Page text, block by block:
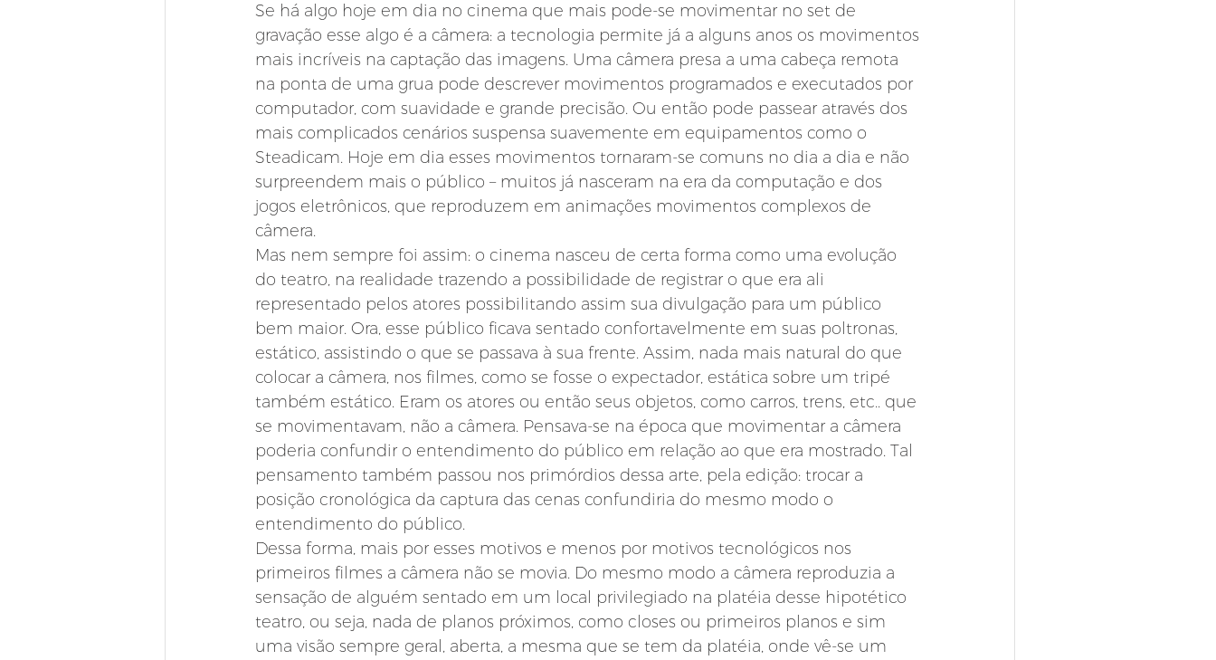
Se há algo hoje em dia no cinema que mais pode-se movimentar no set de
gravação esse algo é a câmera: a tecnologia permite já a alguns anos os movimentos
mais incríveis na captação das imagens. Uma câmera presa a uma cabeça remota
na ponta de uma grua pode descrever movimentos programados e executados por
computador, com suavidade e grande precisão. Ou então pode passear através dos
mais complicados cenários suspensa suavemente em equipamentos como o
Steadicam. Hoje em dia esses movimentos tornaram-se comuns no dia a dia e não
surpreendem mais o público – muitos já nasceram na era da computação e dos
jogos eletrônicos, que reproduzem em animações movimentos complexos de
câmera.
Mas nem sempre foi assim: o cinema nasceu de certa forma como uma evolução
do teatro, na realidade trazendo a possibilidade de registrar o que era ali
representado pelos atores possibilitando assim sua divulgação para um público
bem maior. Ora, esse público ficava sentado confortavelmente em suas poltronas,
estático, assistindo o que se passava à sua frente. Assim, nada mais natural do que
colocar a câmera, nos filmes, como se fosse o expectador, estática sobre um tripé
também estático. Eram os atores ou então seus objetos, como carros, trens, etc.. que
se movimentavam, não a câmera. Pensava-se na época que movimentar a câmera
poderia confundir o entendimento do público em relação ao que era mostrado. Tal
pensamento também passou nos primórdios dessa arte, pela edição: trocar a
posição cronológica da captura das cenas confundiria do mesmo modo o
entendimento do público.
Dessa forma, mais por esses motivos e menos por motivos tecnológicos nos
primeiros filmes a câmera não se movia. Do mesmo modo a câmera reproduzia a
sensação de alguém sentado em um local privilegiado na platéia desse hipotético
teatro, ou seja, nada de planos próximos, como closes ou primeiros planos e sim
uma visão sempre geral, aberta, a mesma que se tem da platéia, onde vê-se um